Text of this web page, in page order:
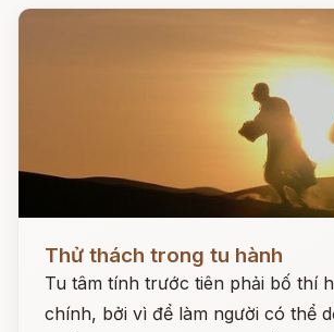
Thử thách trong tu hành
Tu tâm tính trước tiên phải bố thí
chính, bởi vì để làm người có thể